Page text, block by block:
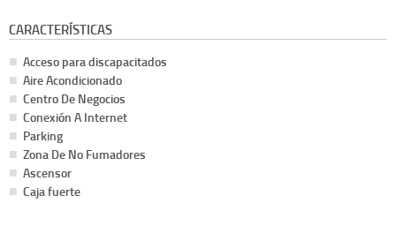
CARACTERÍSTICAS
Acceso para discapacitados
Aire Acondicionado
Centro De Negocios
Conexión A Internet
Parking
Zona De No Fumadores
Ascensor
Caja fuerte